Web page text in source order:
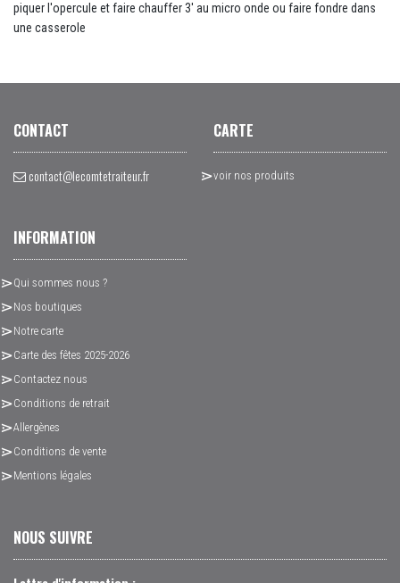
piquer l'opercule et faire chauffer 3' au micro onde ou faire fondre dans
une casserole
CONTACT
contact@lecomtetraiteur.fr
CARTE
voir nos produits
INFORMATION
Qui sommes nous ?
Nos boutiques
Notre carte
Carte des fêtes 2025-2026
Contactez nous
Conditions de retrait
Allergènes
Conditions de vente
Mentions légales
NOUS SUIVRE